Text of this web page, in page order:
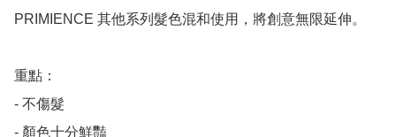
PRIMIENCE 其他系列髮色混和使用，將創意無限延伸。
重點：
- 不傷髮
- 顏色十分鮮豔